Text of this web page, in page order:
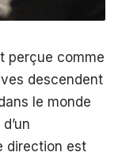
perçue comme
descendent
le monde
direction est